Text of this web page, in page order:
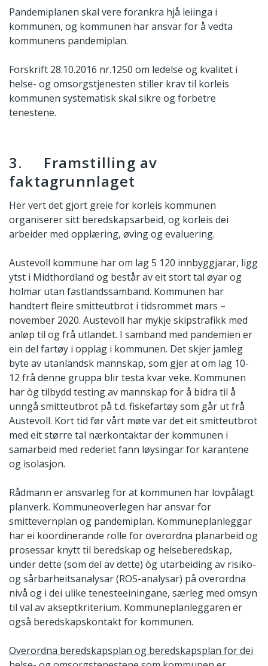
Pandemiplanen skal vere forankra hjå leiinga i
kommunen, og kommunen har ansvar for å vedta
kommunens pandemiplan.
Forskrift 28.10.2016 nr.1250 om ledelse og kvalitet i
helse- og omsorgstjenesten stiller krav til korleis
kommunen systematisk skal sikre og forbetre
tenestene.
3. Framstilling av
faktagrunnlaget
Her vert det gjort greie for korleis kommunen
organiserer sitt beredskapsarbeid, og korleis dei
arbeider med opplæring, øving og evaluering.
Austevoll kommune har om lag 5 120 innbyggjarar, ligg
ytst i Midthordland og består av eit stort tal øyar og
holmar utan fastlandssamband. Kommunen har
handtert fleire smitteutbrot i tidsrommet mars –
november 2020. Austevoll har mykje skipstrafikk med
anløp til og frå utlandet. I samband med pandemien er
ein del fartøy i opplag i kommunen. Det skjer jamleg
byte av utanlandsk mannskap, som gjer at om lag 10-
12 frå denne gruppa blir testa kvar veke. Kommunen
har òg tilbydd testing av mannskap for å bidra til å
unngå smitteutbrot på t.d. fiskefartøy som går ut frå
Austevoll. Kort tid før vårt møte var det eit smitteutbrot
med eit større tal nærkontaktar der kommunen i
samarbeid med rederiet fann løysingar for karantene
og isolasjon.
Rådmann er ansvarleg for at kommunen har lovpålagt
planverk. Kommuneoverlegen har ansvar for
smittevernplan og pandemiplan. Kommuneplanleggar
har ei koordinerande rolle for overordna planarbeid og
prosessar knytt til beredskap og helseberedskap,
under dette (som del av dette) òg utarbeiding av risiko-
og sårbarheitsanalysar (ROS-analysar) på overordna
nivå og i dei ulike tenesteeiningane, særleg med omsyn
til val av akseptkriterium. Kommuneplanleggaren er
også beredskapskontakt for kommunen.
Overordna beredskapsplan og beredskapsplan for dei